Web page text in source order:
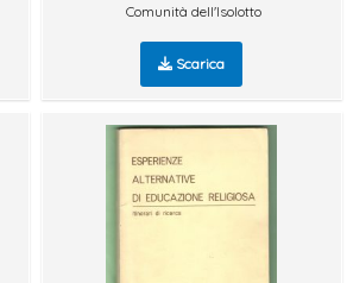
Comunità dell'Isolotto
Scarica